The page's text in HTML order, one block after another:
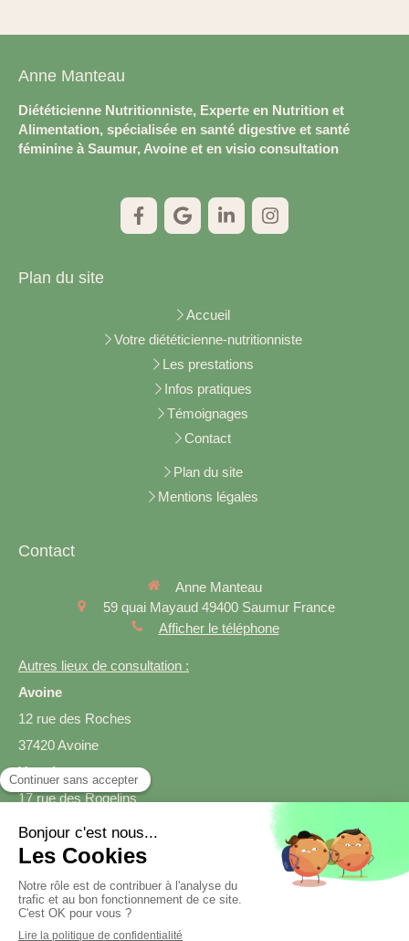
Anne Manteau
Diététicienne Nutritionniste, Experte en Nutrition et
Alimentation, spécialisée en santé digestive et santé
féminine à Saumur, Avoine et en visio consultation
Plan du site
Accueil
Votre diététicienne-nutritionniste
Les prestations
Infos pratiques
Témoignages
Contact
Plan du site
Mentions légales
Contact
Anne Manteau
59 quai Mayaud 49400 Saumur France
Afficher le téléphone
Autres lieux de consultation :
Avoine
12 rue des Roches
37420 Avoine
Varrains
17 rue des Rogelins
49400 Varrains
Prendre rendez-vous
Création et référencement du site par Simplébo